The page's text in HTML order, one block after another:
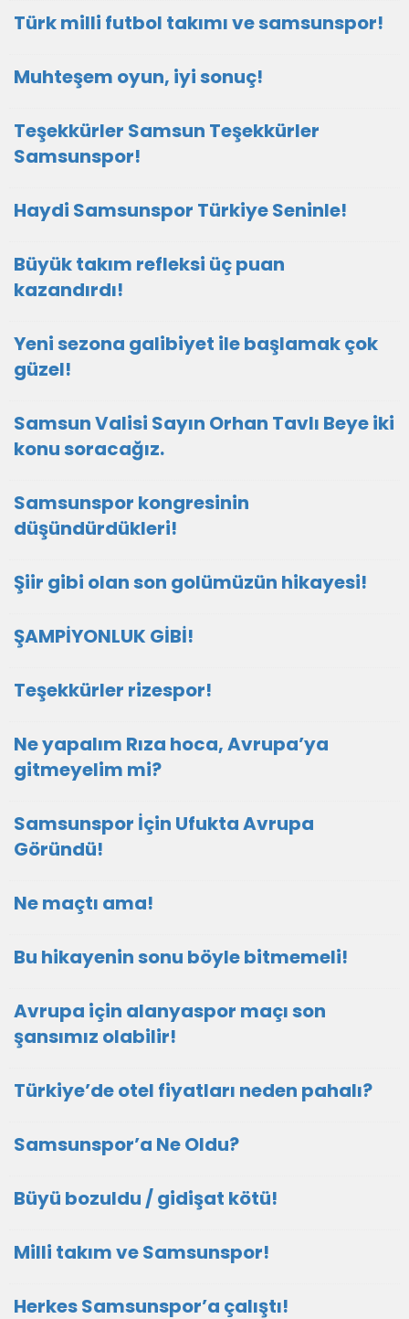
Türk milli futbol takımı ve samsunspor!
Muhteşem oyun, iyi sonuç!
Teşekkürler Samsun Teşekkürler
Samsunspor!
Haydi Samsunspor Türkiye Seninle!
Büyük takım refleksi üç puan
kazandırdı!
Yeni sezona galibiyet ile başlamak çok
güzel!
Samsun Valisi Sayın Orhan Tavlı Beye iki
konu soracağız.
Samsunspor kongresinin
düşündürdükleri!
Şiir gibi olan son golümüzün hikayesi!
ŞAMPİYONLUK GİBİ!
Teşekkürler rizespor!
Ne yapalım Rıza hoca, Avrupa’ya
gitmeyelim mi?
Samsunspor İçin Ufukta Avrupa
Göründü!
Ne maçtı ama!
Bu hikayenin sonu böyle bitmemeli!
Avrupa için alanyaspor maçı son
şansımız olabilir!
Türkiye’de otel fiyatları neden pahalı?
Samsunspor’a Ne Oldu?
Büyü bozuldu / gidişat kötü!
Milli takım ve Samsunspor!
Herkes Samsunspor’a çalıştı!